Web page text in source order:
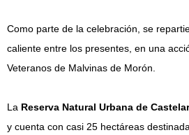
Como parte de la celebración, se
caliente entre los presentes, en una
Veteranos de Malvinas de Morón.
La Reserva Natural Urbana de Castelar
y cuenta con casi 25 hectáreas